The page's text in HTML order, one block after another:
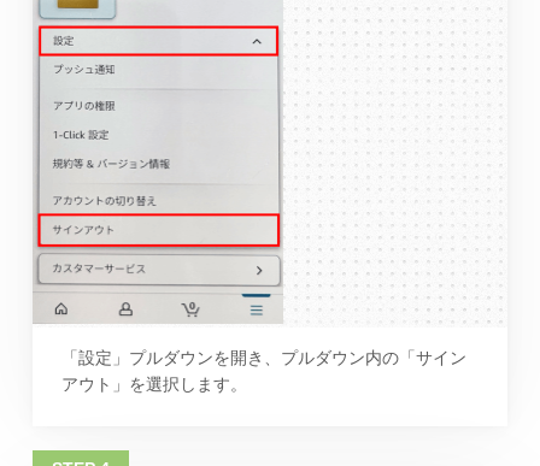
「設定」プルダウンを開き、プルダウン内の「サイン
アウト」を選択します。